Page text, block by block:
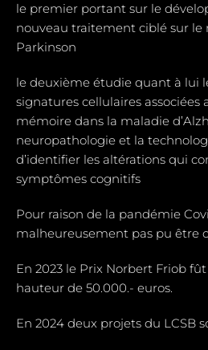
le premier portant sur le
nouveau traitement ciblé sur le
Parkinson
le deuxième étudie quant à lui
signatures cellulaires associées
mémoire dans la maladie
neuropathologie et la
d’identifier les altérations qui
symptômes cognitifs
Pour raison de la pandémie
malheureusement pas pu être
En 2023 le Prix Norbert Friob
hauteur de 50.000.- euros.
En 2024 deux projets du LCSB